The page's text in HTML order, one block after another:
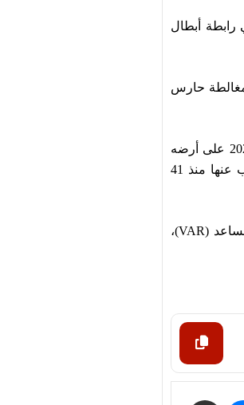
(0-1)، لحساب ذهاب نهائي رابطة أبطال
في مغالطة حارس
وبات الجيش الملكي مُطالبا بتحقيق الفوز بفارق هدفين في مباراة الإياب، المُقرّرة يوم الأحد 24 ماي 2026 على أرضه
وأمام جماهيره، من أجل انتزاع اللقب القاري للمرة الثانية في تاريخه، والعودة إلى منصّة التتويج الغائب عنها منذ 41
يُذكر أنّ انطلاق الشوط الثاني تأخّر لنحو 25 دقيقة بسبب عطل مفاجئ طرأ على تقنية حكم الفيديو المساعد (VAR)،